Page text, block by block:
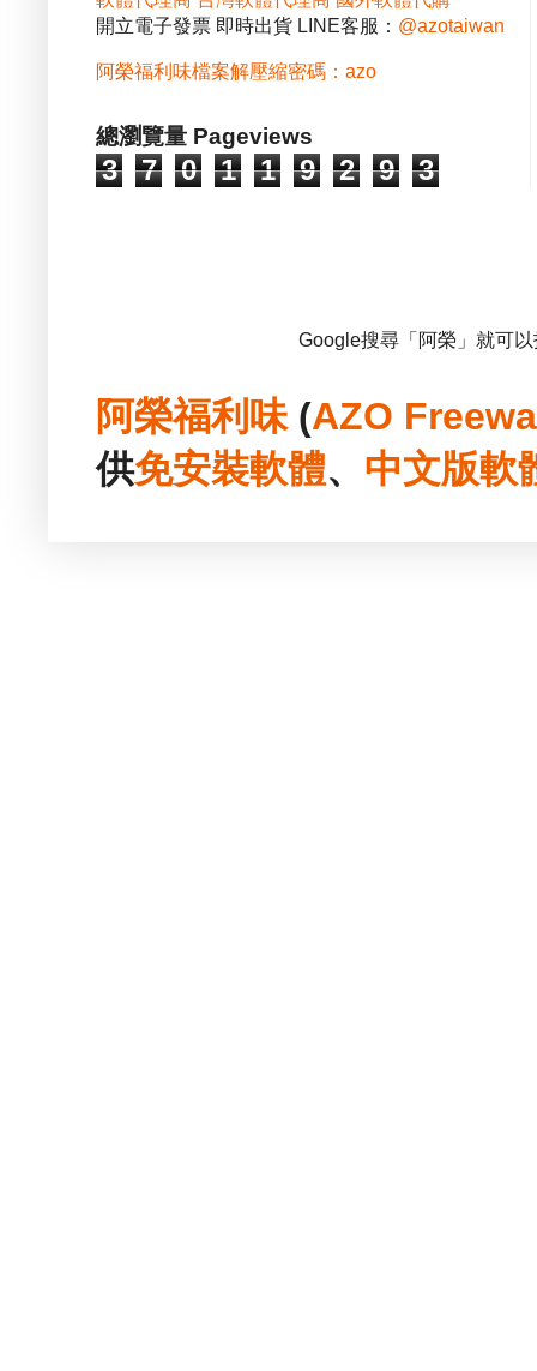
開立電子發票 即時出貨 LINE客服： @azotaiwan
阿榮福利味檔案解壓縮密碼：azo
總瀏覽量 Pageviews
3 7 0 1 1 9 2 9 3
Google搜尋「阿榮」就可
阿榮福利味(AZO
供免安裝軟體、 中文版軟